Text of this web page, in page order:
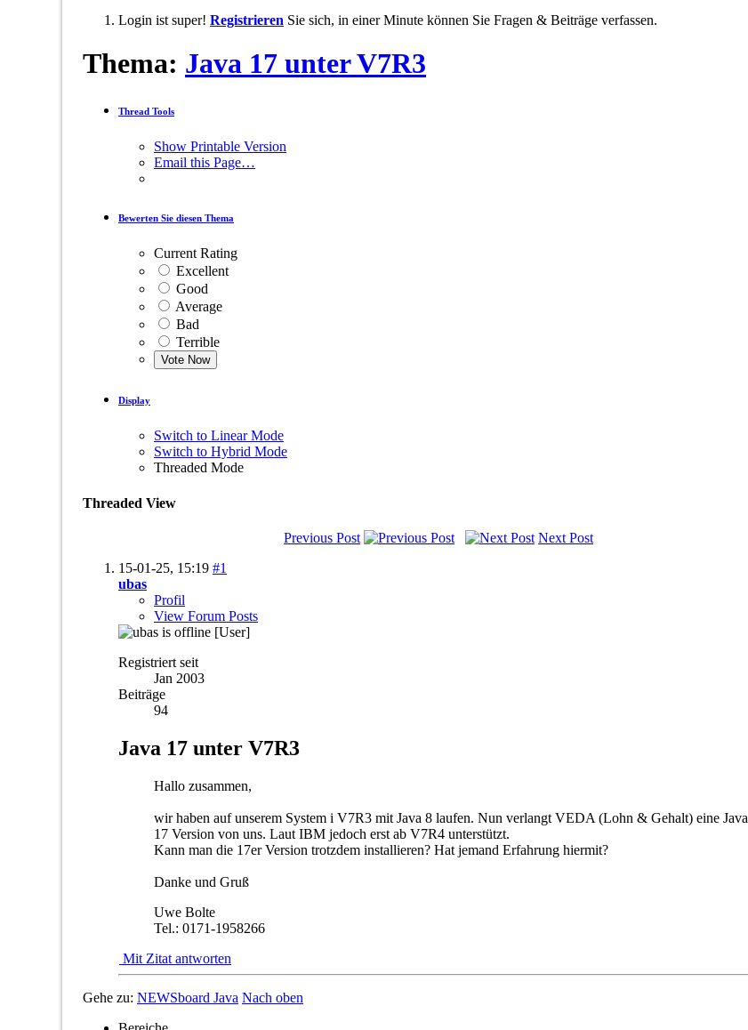
Login ist super! Registrieren Sie sich, in einer Minute können Sie Fragen & Beiträge verfassen.
Thema: Java 17 unter V7R3
Thread Tools
Show Printable Version
Email this Page…
Bewerten Sie diesen Thema
Current Rating
Excellent
Good
Average
Bad
Terrible
Display
Switch to Linear Mode
Switch to Hybrid Mode
Threaded Mode
Threaded View
Previous Post
Next Post
15-01-25, 15:19 #1
ubas
Profil
View Forum Posts
[User]
Registriert seit
Jan 2003
Beiträge
94
Java 17 unter V7R3
Hallo zusammen,
wir haben auf unserem System i V7R3 mit Java 8 laufen. Nun verlangt VEDA (Lohn & Gehalt) eine Java
17 Version von uns. Laut IBM jedoch erst ab V7R4 unterstützt.
Kann man die 17er Version trotzdem installieren? Hat jemand Erfahrung hiermit?
Danke und Gruß
Uwe Bolte
Tel.: 0171-1958266
Mit Zitat antworten
Gehe zu: NEWSboard Java Nach oben